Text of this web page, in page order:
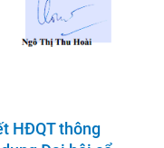
HĐQT thông